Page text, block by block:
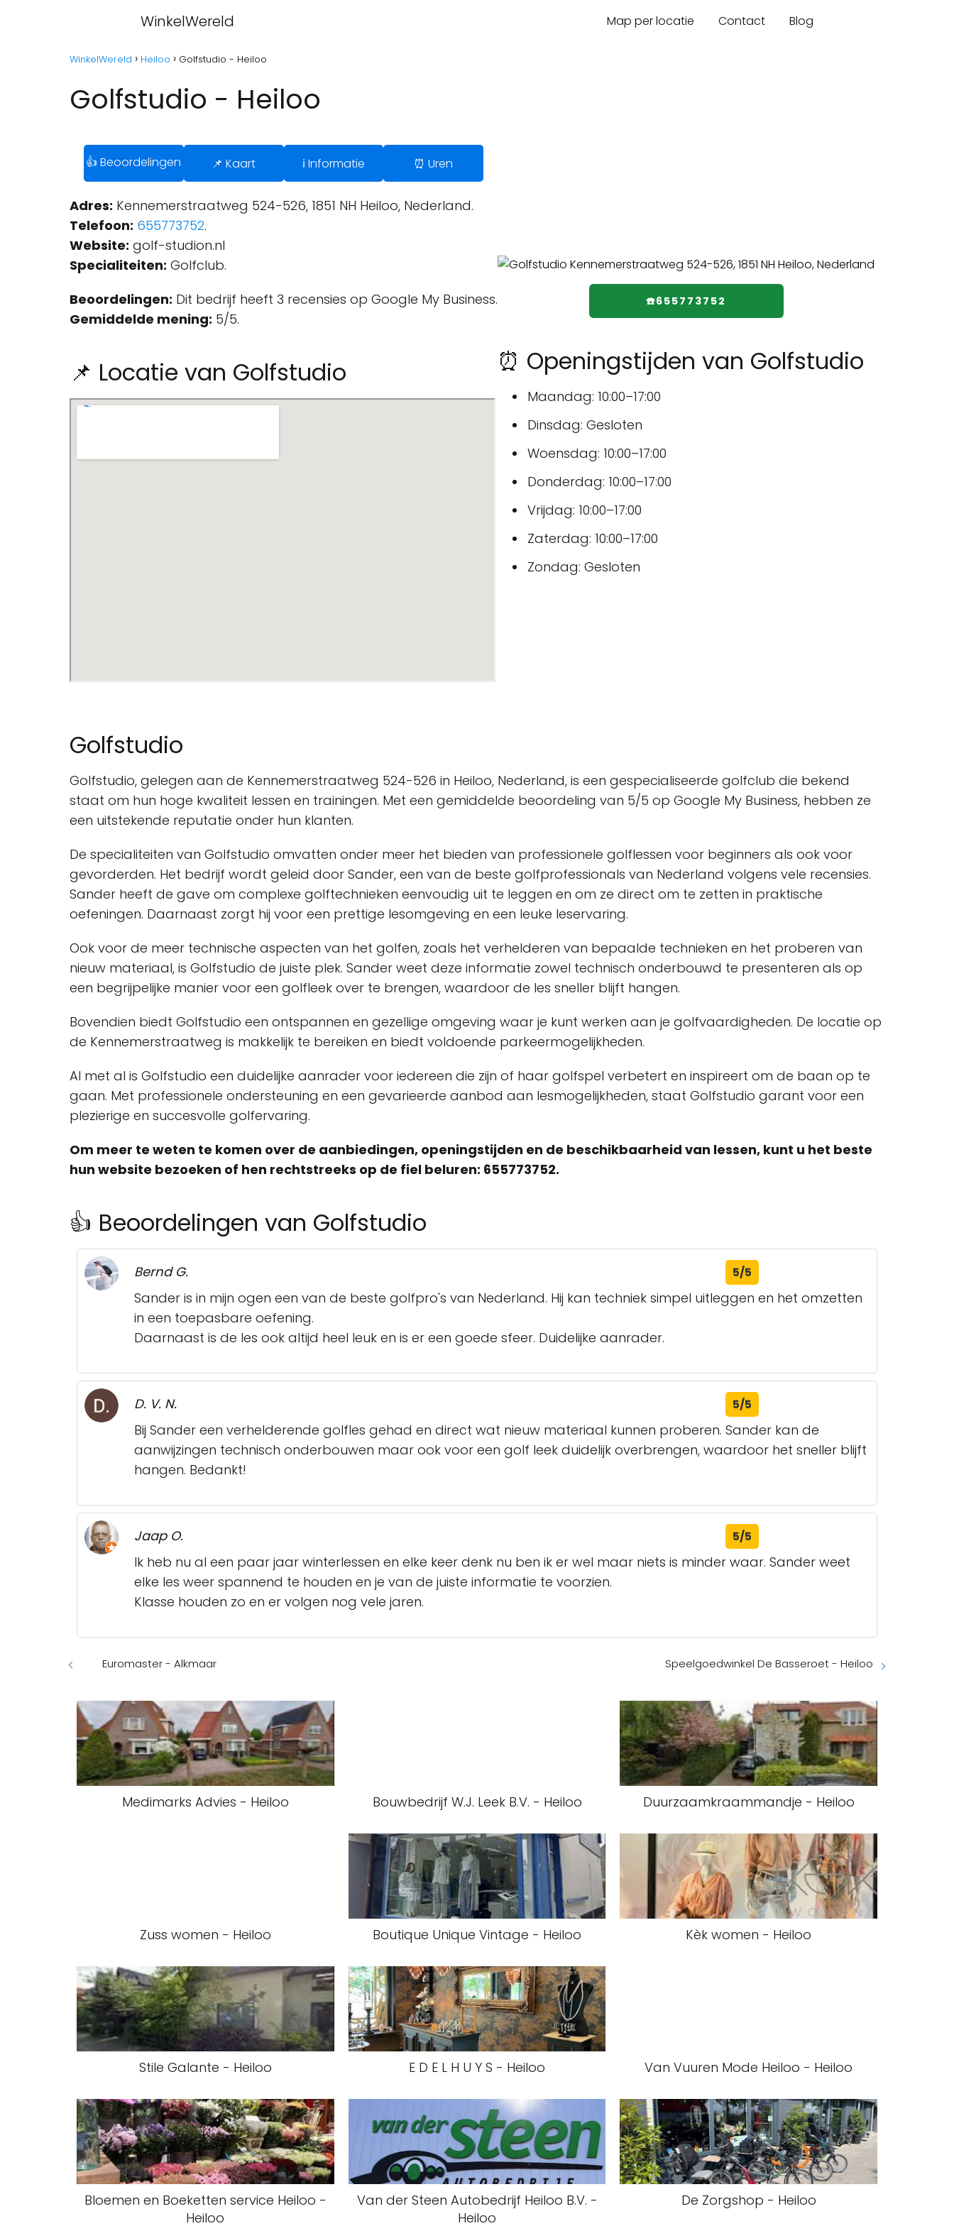
WinkelWereld Map per locatie Contact Blog
WinkelWereld Heiloo Golfstudio - Heiloo
Golfstudio - Heiloo
👍 Beoordelingen 📌 Kaart ℹ️ Informatie ⏰ Uren
Adres: Kennemerstraatweg 524-526, 1851 NH Heiloo, Nederland.
Telefoon: 655773752.
Website: golf-studion.nl
Specialiteiten: Golfclub.
Beoordelingen: Dit bedrijf heeft 3 recensies op Google My Business.
Gemiddelde mening: 5/5.
📌 Locatie van Golfstudio
☎️655773752
⏰ Openingstijden van Golfstudio
Maandag: 10:00–17:00
Dinsdag: Gesloten
Woensdag: 10:00–17:00
Donderdag: 10:00–17:00
Vrijdag: 10:00–17:00
Zaterdag: 10:00–17:00
Zondag: Gesloten
Golfstudio
Golfstudio, gelegen aan de Kennemerstraatweg 524-526 in Heiloo, Nederland, is een gespecialiseerde golfclub die bekend
staat om hun hoge kwaliteit lessen en trainingen. Met een gemiddelde beoordeling van 5/5 op Google My Business, hebben ze
een uitstekende reputatie onder hun klanten.
De specialiteiten van Golfstudio omvatten onder meer het bieden van professionele golflessen voor beginners als ook voor
gevorderden. Het bedrijf wordt geleid door Sander, een van de beste golfprofessionals van Nederland volgens vele recensies.
Sander heeft de gave om complexe golftechnieken eenvoudig uit te leggen en om ze direct om te zetten in praktische
oefeningen. Daarnaast zorgt hij voor een prettige lesomgeving en een leuke leservaring.
Ook voor de meer technische aspecten van het golfen, zoals het verhelderen van bepaalde technieken en het proberen van
nieuw materiaal, is Golfstudio de juiste plek. Sander weet deze informatie zowel technisch onderbouwd te presenteren als op
een begrijpelijke manier voor een golfleek over te brengen, waardoor de les sneller blijft hangen.
Bovendien biedt Golfstudio een ontspannen en gezellige omgeving waar je kunt werken aan je golfvaardigheden. De locatie op
de Kennemerstraatweg is makkelijk te bereiken en biedt voldoende parkeermogelijkheden.
Al met al is Golfstudio een duidelijke aanrader voor iedereen die zijn of haar golfspel verbetert en inspireert om de baan op te
gaan. Met professionele ondersteuning en een gevarieerde aanbod aan lesmogelijkheden, staat Golfstudio garant voor een
plezierige en succesvolle golfervaring.
Om meer te weten te komen over de aanbiedingen, openingstijden en de beschikbaarheid van lessen, kunt u het beste
hun website bezoeken of hen rechtstreeks op de fiel beluren: 655773752.
👍 Beoordelingen van Golfstudio
Bernd G. 5/5
Sander is in mijn ogen een van de beste golfpro's van Nederland. Hij kan techniek simpel uitleggen en het omzetten
in een toepasbare oefening.
Daarnaast is de les ook altijd heel leuk en is er een goede sfeer. Duidelijke aanrader.
D. V. N. 5/5
Bij Sander een verhelderende golfles gehad en direct wat nieuw materiaal kunnen proberen. Sander kan de
aanwijzingen technisch onderbouwen maar ook voor een golf leek duidelijk overbrengen, waardoor het sneller blijft
hangen. Bedankt!
Jaap O. 5/5
Ik heb nu al een paar jaar winterlessen en elke keer denk nu ben ik er wel maar niets is minder waar. Sander weet
elke les weer spannend te houden en je van de juiste informatie te voorzien.
Klasse houden zo en er volgen nog vele jaren.
Euromaster - Alkmaar Speelgoedwinkel De Basseroet - Heiloo
Medimarks Advies - Heiloo Bouwbedrijf W.J. Leek B.V. - Heiloo Duurzaamkraammandje - Heiloo
Zuss women - Heiloo Boutique Unique Vintage - Heiloo Kèk women - Heiloo
Stile Galante - Heiloo E D E L H U Y S - Heiloo Van Vuuren Mode Heiloo - Heiloo
Bloemen en Boeketten service Heiloo -
Heiloo
Van der Steen Autobedrijf Heiloo B.V. -
Heiloo
De Zorgshop - Heiloo